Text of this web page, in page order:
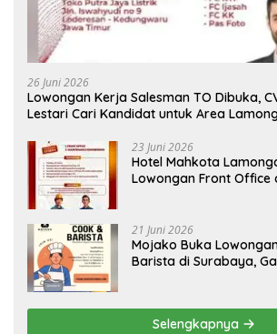
26 Juni 2026
Lowongan Kerja Salesman TO Dibuka,
Lestari Cari Kandidat untuk Area
23 Juni 2026
Hotel Mahkota
Lowongan Front Office
21 Juni 2026
Mojako Buka
Barista di Surabaya,
Selengkapnya